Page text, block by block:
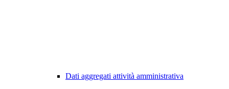
Dati aggregati attività amministrativa